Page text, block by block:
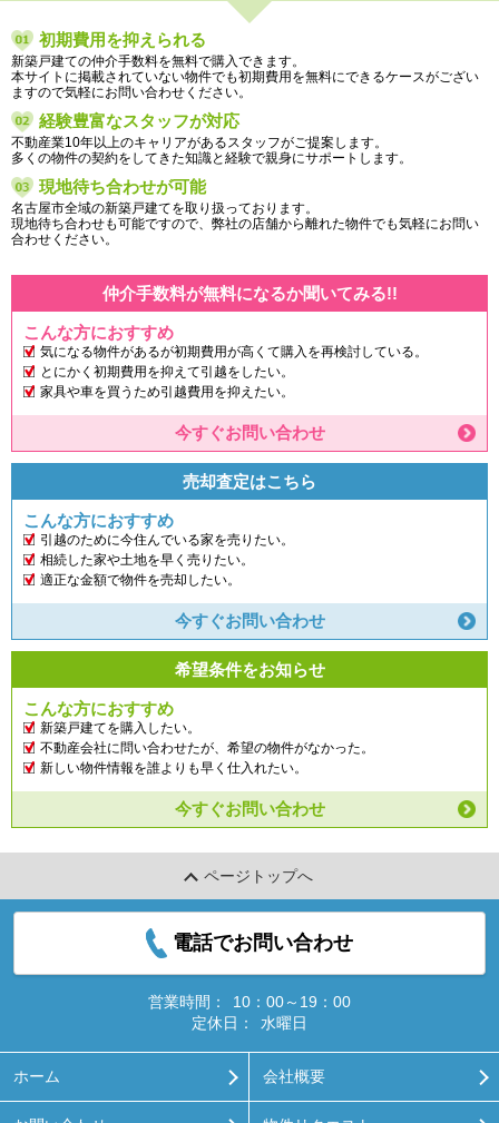
初期費用を抑えられる
新築戸建ての仲介手数料を無料で購入できます。
本サイトに掲載されていない物件でも初期費用を無料にできるケースがござい
ますので気軽にお問い合わせください。
経験豊富なスタッフが対応
不動産業10年以上のキャリアがあるスタッフがご提案します。
多くの物件の契約をしてきた知識と経験で親身にサポートします。
現地待ち合わせが可能
名古屋市全域の新築戸建てを取り扱っております。
現地待ち合わせも可能ですので、弊社の店舗から離れた物件でも気軽にお問い
合わせください。
仲介手数料が無料になるか聞いてみる!!
こんな方におすすめ
気になる物件があるが初期費用が高くて購入を再検討している。
とにかく初期費用を抑えて引越をしたい。
家具や車を買うため引越費用を抑えたい。
今すぐお問い合わせ
売却査定はこちら
こんな方におすすめ
引越のために今住んでいる家を売りたい。
相続した家や土地を早く売りたい。
適正な金額で物件を売却したい。
今すぐお問い合わせ
希望条件をお知らせ
こんな方におすすめ
新築戸建てを購入したい。
不動産会社に問い合わせたが、希望の物件がなかった。
新しい物件情報を誰よりも早く仕入れたい。
今すぐお問い合わせ
ページトップへ
電話でお問い合わせ
営業時間：
10：00～19：00
定休日：
水曜日
ホーム 会社概要